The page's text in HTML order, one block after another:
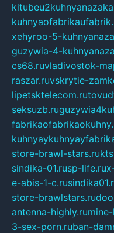
xehyroo-5-
guzywia-4-
cs68.ruvladivostok-
raszar.ruvskrytie-
lipetsktelecom.ru
seksuzb.ru
store-brawl-stars.ru
sindika-01.rusp-life.ru
e-abis-1-c.ru
store-brawlstars.ru
antenna-highly.ru
3-sex-porn.ruban-